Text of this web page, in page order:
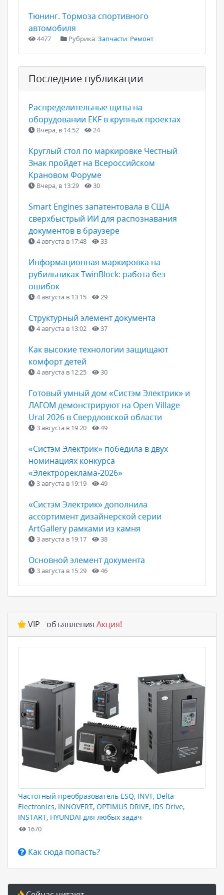
Тюнинг. Тормоза спортивного
автомобиля
4477 Рубрика:Запчасти. Ремонт
Последние публикации
Распределительные щиты на
оборудовании EKF в крупных проектах
Вчера, в 14:52 24
Круглый стол по маркировке Честный
Знак пройдет на Всероссийском
Крановом Форуме
Вчера, в 13:29 30
Smart Engines запатентовала в США
сверхбыстрый ИИ для распознавания
документов в браузере
4 августа в 17:48 33
Информационная маркировка на
рубильниках TwinBlock: работа без
ошибок
4 августа в 13:15 29
Структурный элемент документа
4 августа в 13:02 37
Как высокие технологии защищают
комфорт детей
4 августа в 12:25 30
Готовый умный дом «Систэм Электрик» и
ЛАГОМ демонстрируют на Open Village
Ural 2026 в Свердловской области
3 августа в 19:20 49
«Систэм Электрик» победила в двух
номинациях конкурса
«Электрореклама‑2026»
3 августа в 19:19 49
«Систэм Электрик» дополнила
ассортимент дизайнерской серии
ArtGallery рамками из камня
3 августа в 19:17 38
Основной элемент документа
3 августа в 15:29 46
VIP - объявления Акция!
Частотный преобразователь ESQ, INVT, Delta
Electronics, INNOVERT, OPTIMUS DRIVE, IDS Drive,
INSTART, HYUNDAI для любых задач
1670
Как сюда попасть?